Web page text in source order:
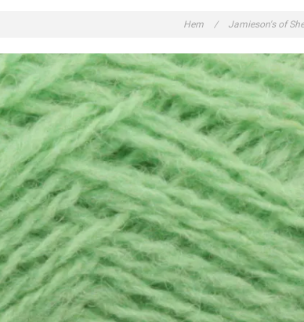
Hem / Jamieson's of